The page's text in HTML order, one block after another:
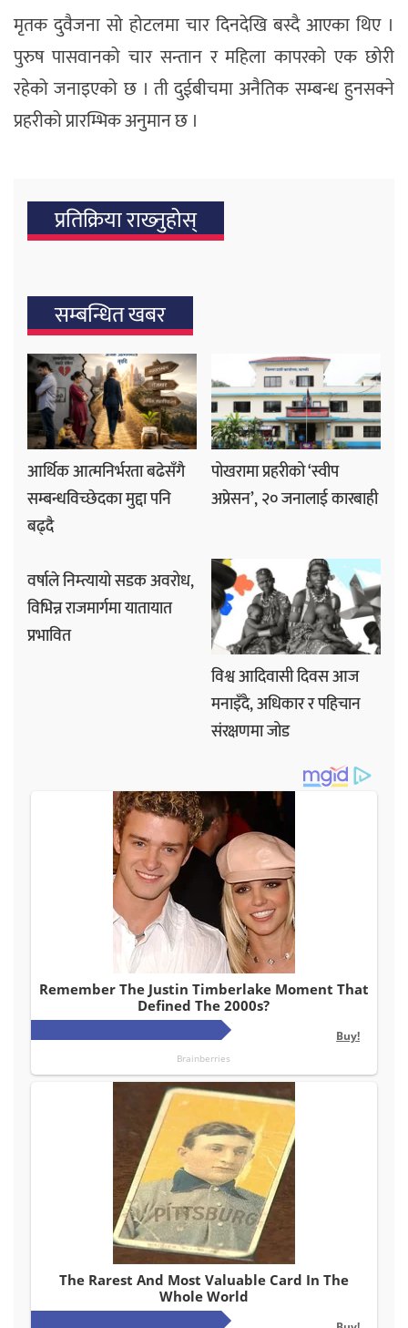
मृतक दुवैजना सो होटलमा चार दिनदेखि बस्दै आएका थिए ।
पुरुष पासवानको चार सन्तान र महिला कापरको एक छोरी
रहेको जनाइएको छ । ती दुईबीचमा अनैतिक सम्बन्ध हुनसक्ने
प्रहरीको प्रारम्भिक अनुमान छ ।
प्रतिक्रिया राख्‍नुहोस्
सम्बन्धित खबर
आर्थिक आत्मनिर्भरता बढेसँगै
सम्बन्धविच्छेदका मुद्दा पनि
बढ्दै
पोखरामा प्रहरीको ‘स्वीप
अप्रेसन’, २० जनालाई कारबाही
वर्षाले निम्त्यायो सडक अवरोध,
विभिन्न राजमार्गमा यातायात
प्रभावित
विश्व आदिवासी दिवस आज
मनाइँदै, अधिकार र पहिचान
संरक्षणमा जोड